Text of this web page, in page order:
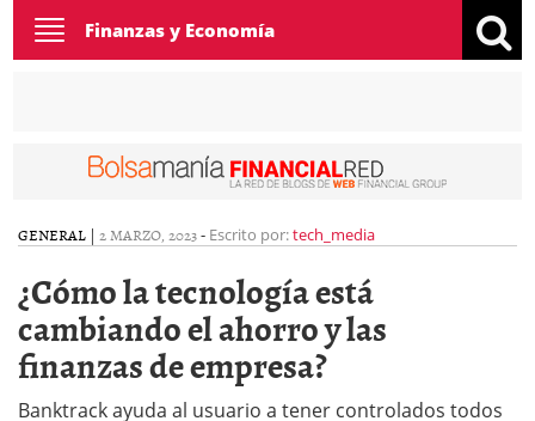
Toggle
navigation
Finanzas y Economía
GENERAL | 2 MARZO, 2023- Escrito por:tech_media
¿Cómo la tecnología está
cambiando el ahorro y las
finanzas de empresa?
Banktrack ayuda al usuario a tener controlados todos